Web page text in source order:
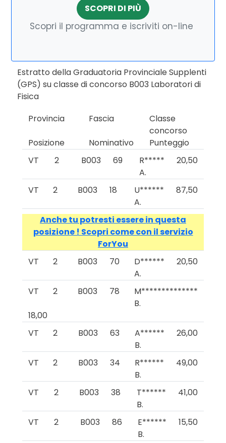
SCOPRI DI PIÙ
Scopri il programma e iscriviti on-line
Estratto della Graduatoria Provinciale Supplenti
(GPS) su classe di concorso B003 Laboratori di
Fisica
Provincia
Fascia
Classe
concorso
Posizione
Nominativo
Punteggio
VT
2 B003 69
R*****
A.
20,50
VT 2 B003 18
U******
A.
87,50
Anche tu potresti essere in questa
posizione ! Scopri come con il servizio
ForYou
VT
2 B003 70
D******
A.
20,50
VT 2 B003 78
M**************
B.
18,00
VT
2 B003 63
A******
B.
26,00
VT 2 B003 34
R******
B.
49,00
VT 2 B003 38
T******
B.
41,00
VT 2 B003 86
E******
B.
15,50